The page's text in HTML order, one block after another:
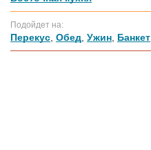
Подойдет на:
Перекус Обед Ужин Банкет